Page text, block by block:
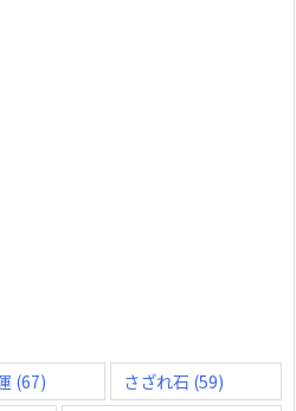
(67) さざれ石 (59)